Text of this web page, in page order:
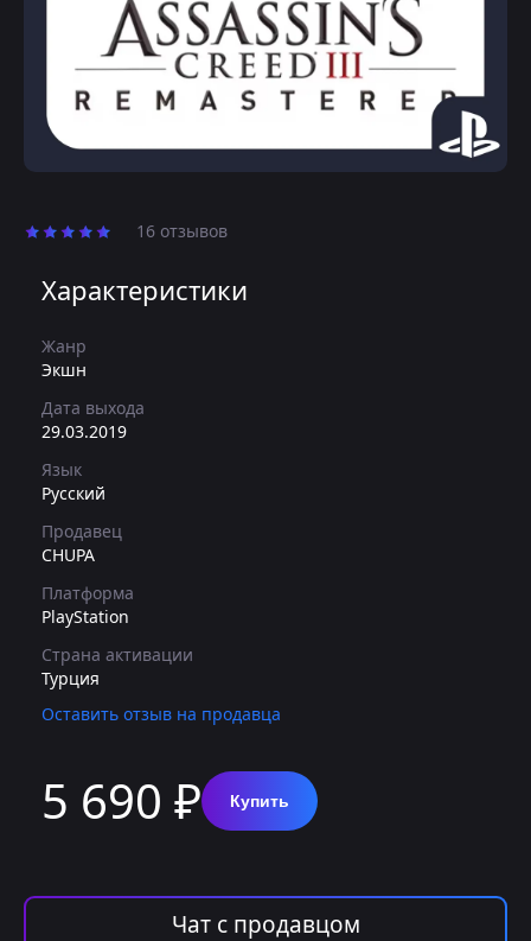
16 отзывов
Характеристики
Жанр
Экшн
Дата выхода
29.03.2019
Язык
Русский
Продавец
CHUPA
Платформа
PlayStation
Страна активации
Турция
Оставить отзыв на продавца
5 690 ₽ Купить
Чат с продавцом